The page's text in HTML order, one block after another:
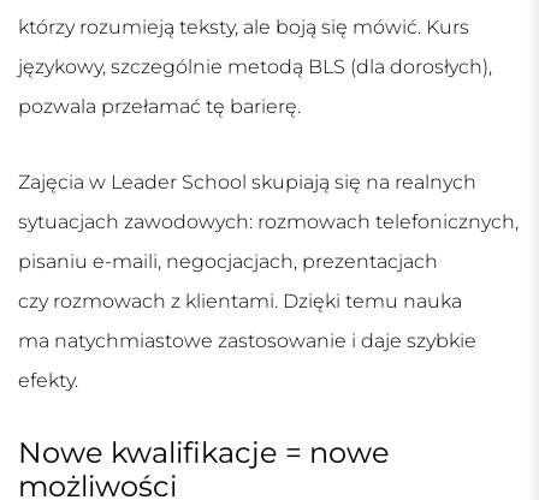
którzy rozumieją teksty, ale boją się mówić. Kurs
językowy, szczególnie metodą BLS (dla dorosłych),
pozwala przełamać tę barierę.
Zajęcia w Leader School skupiają się na realnych
sytuacjach zawodowych: rozmowach telefonicznych,
pisaniu e-maili, negocjacjach, prezentacjach
czy rozmowach z klientami. Dzięki temu nauka
ma natychmiastowe zastosowanie i daje szybkie
efekty.
Nowe kwalifikacje = nowe
możliwości